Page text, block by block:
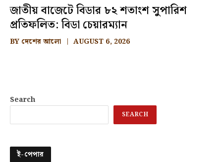
জাতীয় বাজেটে বিডার ৮২ শতাংশ সুপারিশ
প্রতিফলিত: বিডা চেয়ারম্যান
BY দেশের আলো AUGUST 6, 2026
Search
SEARCH
ই-পেপার